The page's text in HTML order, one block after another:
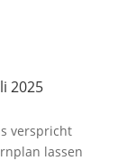
2025
verspricht
lassen